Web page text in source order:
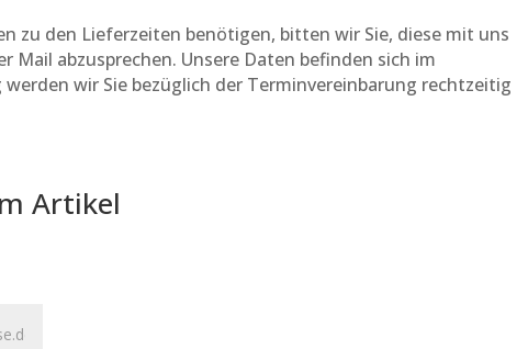
zu den Lieferzeiten benötigen, bitten wir Sie, diese mit uns
Mail abzusprechen. Unsere Daten befinden sich im
wir Sie bezüglich der Terminvereinbarung rechtzeitig
Artikel